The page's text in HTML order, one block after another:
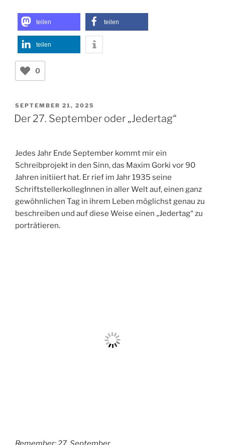
mich mit ihrem Blogbeitrag zu meinem inspiriert hat.
teilen
Jedes Jahr Ende September kommt mir ein
Schreibprojekt in den Sinn, das Maxim Gorki vor 90
Jahren initiiert hat. Er rief im Jahr 1935 seine
SchriftstellerkollegInnen in aller Welt auf, einen ganz
gewöhnlichen Tag in ihrem Leben möglichst genau zu